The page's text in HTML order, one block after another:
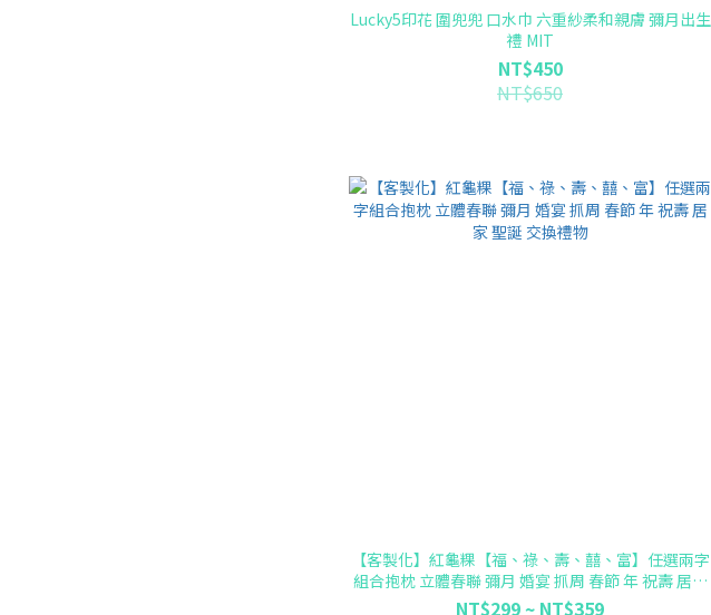
Lucky5印花 圍兜兜 口水巾 六重紗柔和親膚 彌月出生
禮 MIT
NT$450
NT$650
【客製化】紅龜粿【福、祿、壽、囍、富】任選兩字
組合抱枕 立體春聯 彌月 婚宴 抓周 春節 年 祝壽 居家
聖誕 交換禮物
NT$299 ~ NT$359